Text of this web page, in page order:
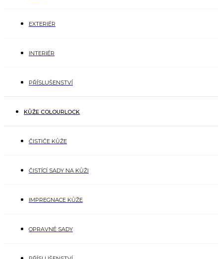
EXTERIÉR
INTERIÉR
PŘÍSLUŠENSTVÍ
KŮŽE COLOURLOCK
ČISTIČE KŮŽE
ČISTÍCÍ SADY NA KŮŽI
IMPREGNACE KŮŽE
OPRAVNÉ SADY